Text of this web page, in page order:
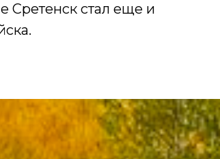
Сретенск стал еще и